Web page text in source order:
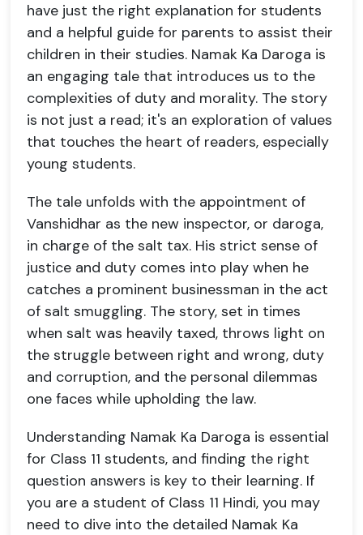
have just the right explanation for students
and a helpful guide for parents to assist their
children in their studies. Namak Ka Daroga is
an engaging tale that introduces us to the
complexities of duty and morality. The story
is not just a read; it's an exploration of values
that touches the heart of readers, especially
young students.
The tale unfolds with the appointment of
Vanshidhar as the new inspector, or daroga,
in charge of the salt tax. His strict sense of
justice and duty comes into play when he
catches a prominent businessman in the act
of salt smuggling. The story, set in times
when salt was heavily taxed, throws light on
the struggle between right and wrong, duty
and corruption, and the personal dilemmas
one faces while upholding the law.
Understanding Namak Ka Daroga is essential
for Class 11 students, and finding the right
question answers is key to their learning. If
you are a student of Class 11 Hindi, you may
need to dive into the detailed Namak Ka